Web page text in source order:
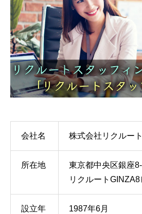
会社名 株式会社リクルー
所在地
東京都中央区銀座
リクルート
設立年 1987年6月